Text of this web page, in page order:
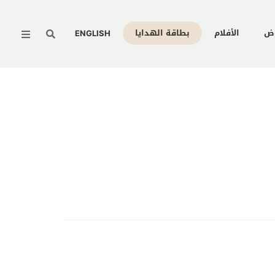
الأفلام بطاقة الهدايا ENGLISH
Menu